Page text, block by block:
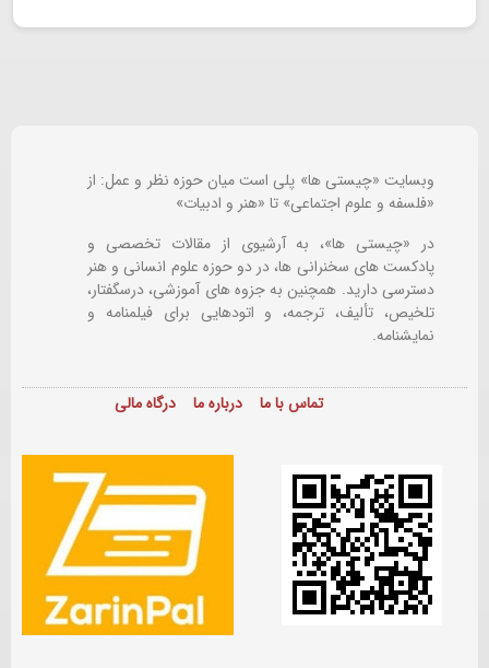
وبسایت «چیستی ها» پلی است میان حوزه نظر و عمل: از
«فلسفه و علوم اجتماعی» تا «هنر و ادبیات»
در «چیستی ها»، به آرشیوی از مقالات تخصصی و
پادکست های سخنرانی ها، در دو حوزه علوم انسانی و هنر
دسترسی دارید. همچنین به جزوه های آموزشی، درسگفتار،
تلخیص، تألیف، ترجمه، و اتودهایی برایفیلمنامه و
نمایشنامه.
تماس با ما درباره ما درگاه مالی